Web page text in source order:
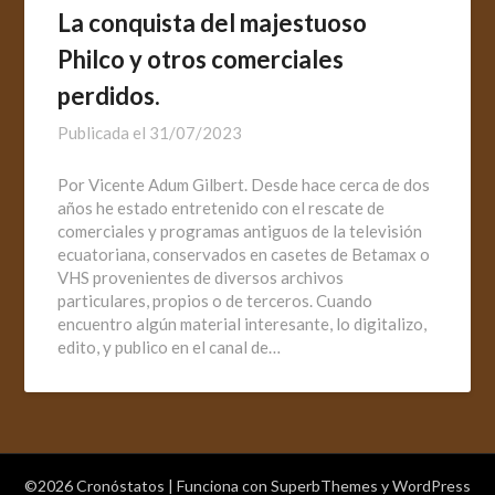
La conquista del majestuoso
Philco y otros comerciales
perdidos.
Publicada el 31/07/2023
Por Vicente Adum Gilbert. Desde hace cerca de dos
años he estado entretenido con el rescate de
comerciales y programas antiguos de la televisión
ecuatoriana, conservados en casetes de Betamax o
VHS provenientes de diversos archivos
particulares, propios o de terceros. Cuando
encuentro algún material interesante, lo digitalizo,
edito, y publico en el canal de…
©2026 Cronóstatos | Funciona con SuperbThemes y WordPress